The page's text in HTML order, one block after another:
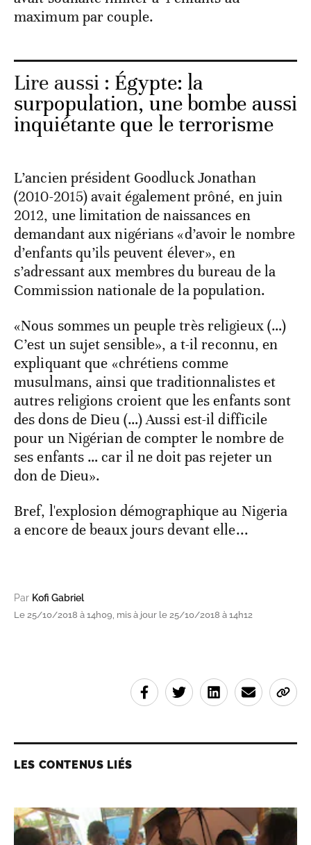
maximum par couple.
Lire aussi : Égypte: la
surpopulation, une bombe aussi
inquiétante que le terrorisme
L’ancien président Goodluck Jonathan
(2010-2015) avait également prôné, en juin
2012, une limitation de naissances en
demandant aux nigérians «d’avoir le nombre
d’enfants qu’ils peuvent élever», en
s’adressant aux membres du bureau de la
Commission nationale de la population.
«Nous sommes un peuple très religieux (…)
C’est un sujet sensible», a t-il reconnu, en
expliquant que «chrétiens comme
musulmans, ainsi que traditionnalistes et
autres religions croient que les enfants sont
des dons de Dieu (…) Aussi est-il difficile
pour un Nigérian de compter le nombre de
ses enfants … car il ne doit pas rejeter un
don de Dieu».
Bref, l'explosion démographique au Nigeria
a encore de beaux jours devant elle...
Par Kofi Gabriel
Le 25/10/2018 à 14h09, mis à jour le 25/10/2018 à 14h12
LES CONTENUS LIÉS